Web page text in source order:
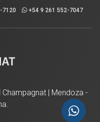
7120 +54 9 261 552-7047
| Mendoza -